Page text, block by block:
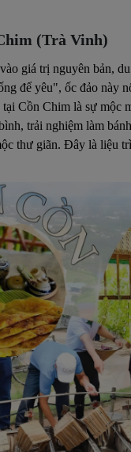
(Trà Vinh)
giá trị nguyên bản,
để yêu", ốc đảo này
Cồn Chim là sự mộc
trải nghiệm làm
thư giãn. Đây là liệu